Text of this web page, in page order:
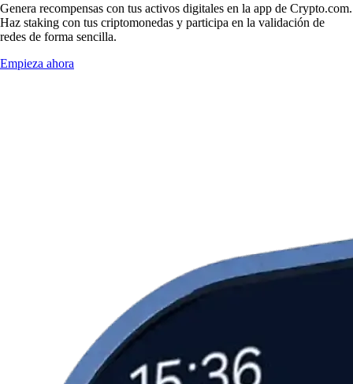
Genera recompensas con tus activos digitales en la app de Crypto.com.
Haz staking con tus criptomonedas y participa en la validación de
redes de forma sencilla.
Empieza ahora